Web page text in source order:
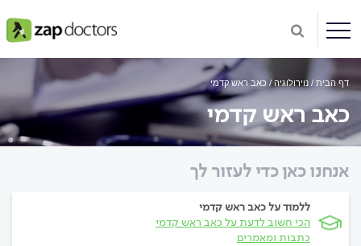
דף הבית נוירולוגיה כאב ראש קדמי
כאב ראש קדמי
אנחנו כאן כדי לעזור לך
ללמוד על כאב ראש קדמי
הכי חשוב לדעת על כאב ראש קדמי
כתבות ומאמרים